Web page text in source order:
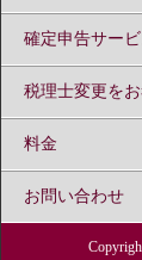
確定申告サービ
税理士変更を
料金
お問い合わせ